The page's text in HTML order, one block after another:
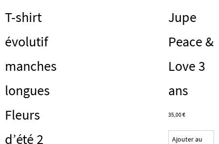
T-shirt
évolutif
manches
longues
Fleurs
d’été 2
Jupe
Peace &
Love 3
ans
35,00€
Ajouter au